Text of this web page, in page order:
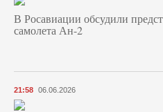
В Росавиации обсудили
самолета Ан-2
21:58 06.06.2026